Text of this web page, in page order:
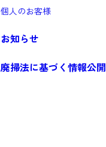
個人のお客様
お知らせ
廃掃法に基づく情報公開